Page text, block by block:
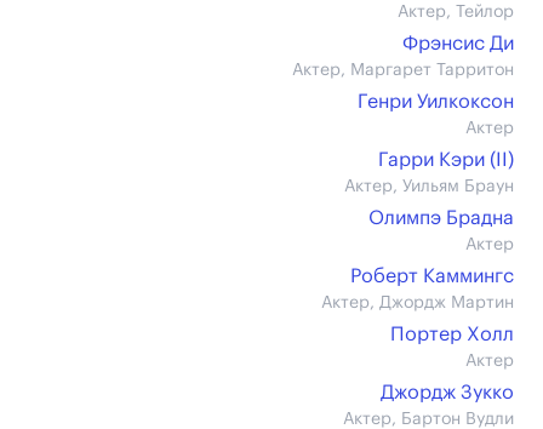
Актер, Тейлор
Фрэнсис Ди
Актер, Маргарет Тарритон
Генри Уилкоксон
Актер
Гарри Кэри (II)
Актер, Уильям Браун
Олимпэ Брадна
Актер
Роберт Каммингс
Актер, Джордж Мартин
Портер Холл
Актер
Джордж Зукко
Актер, Бартон Вудли